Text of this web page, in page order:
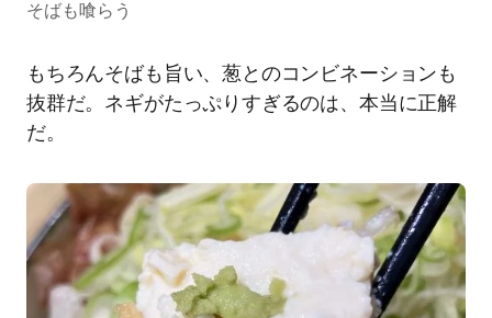
そばも喰らう
もちろんそばも旨い、葱とのコンビネーションも
抜群だ。ネギがたっぷりすぎるのは、本当に正解
だ。